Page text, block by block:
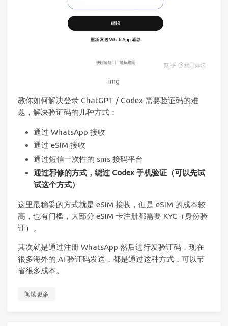
img
教你如何解决登录 ChatGPT / Codex 需要验证码的难
题，解决验证码的几种方式：
通过 WhatsApp 接收
通过 eSIM 接收
通过短信一次性的 sms 接码平台
通过邪修的方式，绕过 Codex 手机验证（可以先试
试这个方式）
这里最稳妥的方式就是 eSIM 接收，但是 eSIM 的成本较
高，也有门槛，大部分 eSIM 卡注册都需要 KYC（身份验
证）。
其次就是通过注册 WhatsApp 然后进行发验证码，现在
很多海外的 AI 验证码发送，都是通过这种方式，可以节
省很多成本。
阅读更多